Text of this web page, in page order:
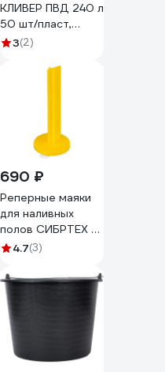
КЛИВЕР ПВД 240 л
50 шт/пласт,
черный 1029048
3(2)
690 ₽
Реперные маяки
для наливных
полов СИБРТЕХ с
клеевым слоем,
4.7(3)